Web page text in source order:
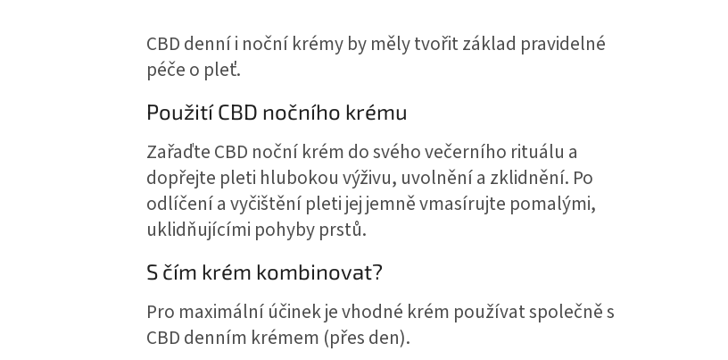
CBD denní i noční krémy by měly tvořit základ pravidelné
péče o pleť.
Použití CBD nočního krému
Zařaďte CBD noční krém do svého večerního rituálu a
dopřejte pleti hlubokou výživu, uvolnění a zklidnění. Po
odlíčení a vyčištění pleti jej jemně vmasírujte pomalými,
uklidňujícími pohyby prstů.
S čím krém kombinovat?
Pro maximální účinek je vhodné krém používat společně s
CBD denním krémem (přes den).